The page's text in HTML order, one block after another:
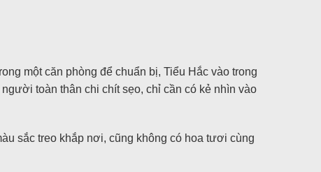
một căn phòng để chuẩn bị, Tiểu Hắc vào trong
toàn thân chi chít sẹo, chỉ cần có kẻ nhìn vào
sắc treo khắp nơi, cũng không có hoa tươi cùng